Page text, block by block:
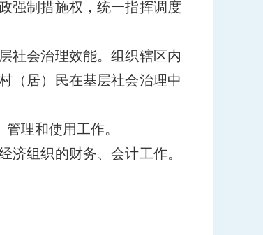
强制措施权，统一指挥调度
社会治理效能。组织辖区内
（居）民在基层社会治理中
理和使用工作。
济组织的财务、会计工作。